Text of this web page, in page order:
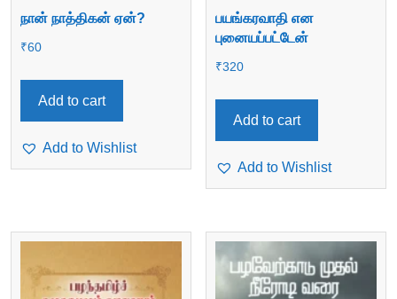
நான் நாத்திகன் ஏன்?
₹60
Add to cart
Add to Wishlist
பயங்கரவாதி என
புனையப்பட்டேன்
₹320
Add to cart
Add to Wishlist